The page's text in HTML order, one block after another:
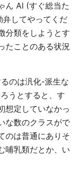
ん AI (すぐ総当た
弁してやってくだ
分類をしようとす
たことのある状況
のは汎化-派生な
うとすると、す
想定していなかっ
な数のクラスがで
のは普通にありそ
哺乳類だとか、い